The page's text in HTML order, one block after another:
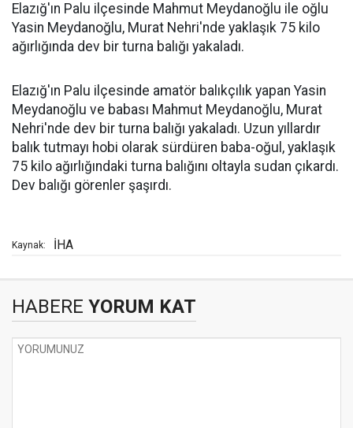
Elazığ'ın Palu ilçesinde Mahmut Meydanoğlu ile oğlu
Yasin Meydanoğlu, Murat Nehri'nde yaklaşık 75 kilo
ağırlığında dev bir turna balığı yakaladı.
Elazığ'ın Palu ilçesinde amatör balıkçılık yapan Yasin
Meydanoğlu ve babası Mahmut Meydanoğlu, Murat
Nehri'nde dev bir turna balığı yakaladı. Uzun yıllardır
balık tutmayı hobi olarak sürdüren baba-oğul, yaklaşık
75 kilo ağırlığındaki turna balığını oltayla sudan çıkardı.
Dev balığı görenler şaşırdı.
Kaynak: İHA
HABERE YORUM KAT